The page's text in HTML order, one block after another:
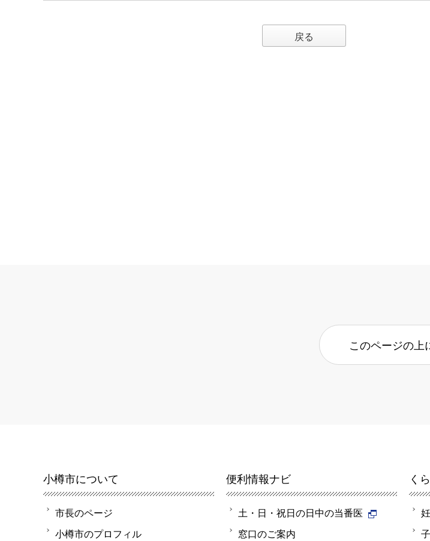
戻る
このページの上
小樽市について
市長のページ
小樽市のプロフィル
便利情報ナビ
土・日・祝日の日中の当番医
窓口のご案内
く